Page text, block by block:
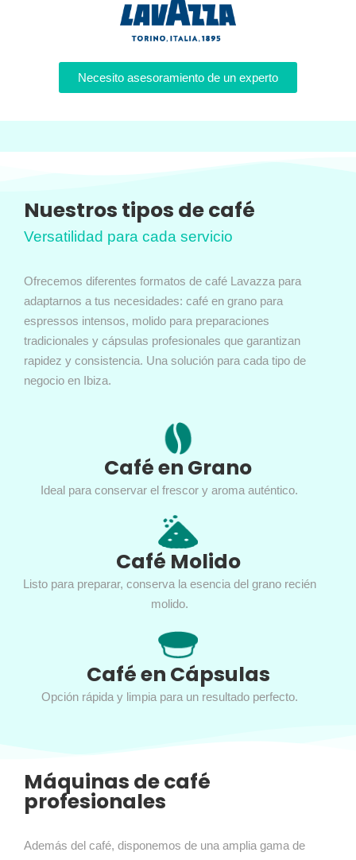
Necesito asesoramiento de un experto
Nuestros tipos de café
Versatilidad para cada servicio
Ofrecemos diferentes formatos de café Lavazza para
adaptarnos a tus necesidades: café en grano para
espressos intensos, molido para preparaciones
tradicionales y cápsulas profesionales que garantizan
rapidez y consistencia. Una solución para cada tipo de
negocio en Ibiza.
Café en Grano
Ideal para conservar el frescor y aroma auténtico.
Café Molido
Listo para preparar, conserva la esencia del grano recién
molido.
Café en Cápsulas
Opción rápida y limpia para un resultado perfecto.
Máquinas de café
profesionales
Además del café, disponemos de una amplia gama de